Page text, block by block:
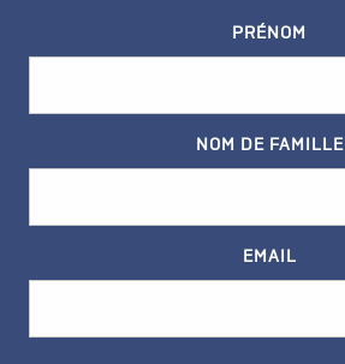
PRÉNOM
NOM DE FAMILLE
EMAIL